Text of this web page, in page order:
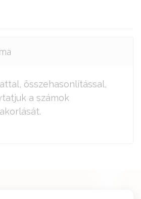
összehasonlítással,
a számok